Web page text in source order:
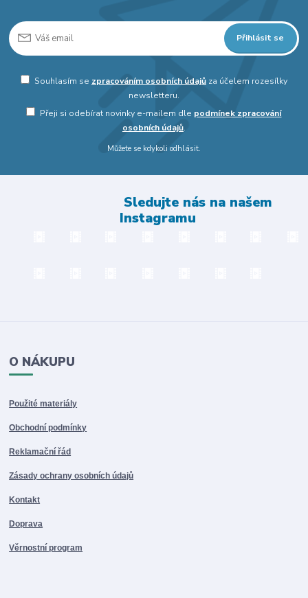
Přihlásit se
Souhlasím se zpracováním osobních údajůza účelem rozesílky
newsletteru.
Přeji si odebírat novinky e-mailem dle podmínek zpracování
osobních údajů.
Můžete se kdykoli odhlásit.
Sledujte nás na našem
Instagramu
O NÁKUPU
Použité materiály
Obchodní podmínky
Reklamační řád
Zásady ochrany osobních údajů
Kontakt
Doprava
Věrnostní program